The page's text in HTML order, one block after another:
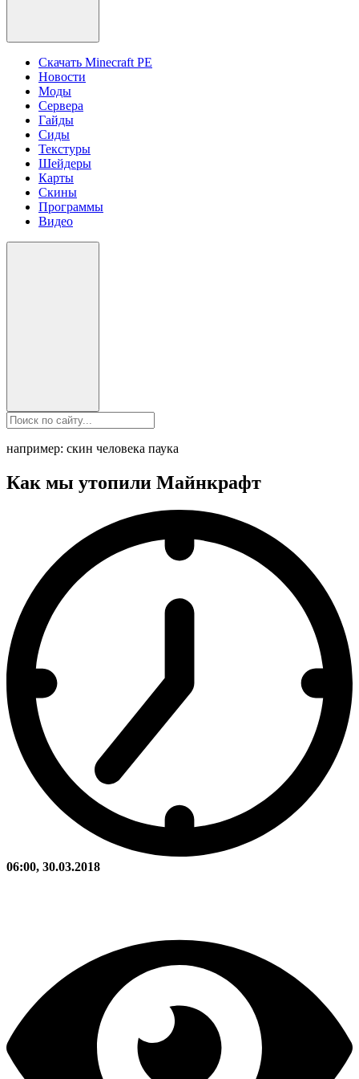
Скачать Minecraft PE
Новости
Моды
Сервера
Гайды
Сиды
Текстуры
Шейдеры
Карты
Скины
Программы
Видео
например: скин человека паука
Как мы утопили Майнкрафт
06:00, 30.03.2018